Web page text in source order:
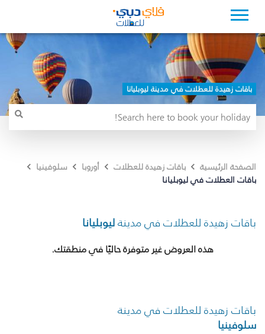
باقات زهيدة للعطلات في مدينة ليوبليانا
الصفحة الرئيسية باقات زهيدة للعطلات أوروبا
سلوفينيا
باقات العطلات في ليوبليانا
باقات زهيدة للعطلات في مدينةليوبليانا
هذه العروض غير متوفرة حاليًا في منطقتك.
باقات زهيدة للعطلات في مدينة
سلوفينيا